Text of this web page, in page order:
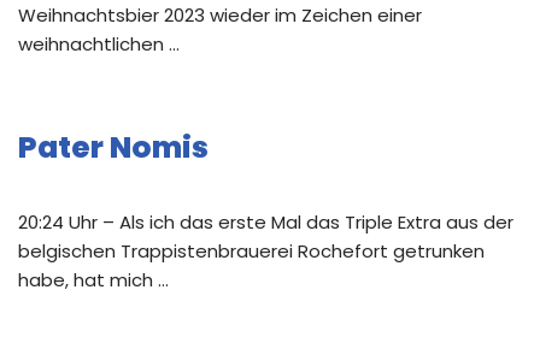
Weihnachtsbier 2023 wieder im Zeichen einer
weihnachtlichen …
Pater Nomis
20:24 Uhr – Als ich das erste Mal das Triple Extra aus der
belgischen Trappistenbrauerei Rochefort getrunken
habe, hat mich …